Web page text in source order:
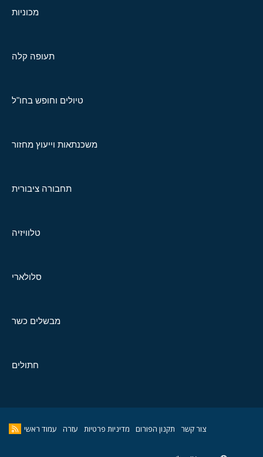
מכוניות
תעופה קלה
טיולים וחופש בחו"ל
משכנתאות וייעוץ מחזור
תחבורה ציבורית
טלוויזיה
סלולארי
מבשלים כשר
חתולים
צור קשר תקנון הפורום מדיניות פרטיות עזרה עמוד ראשי